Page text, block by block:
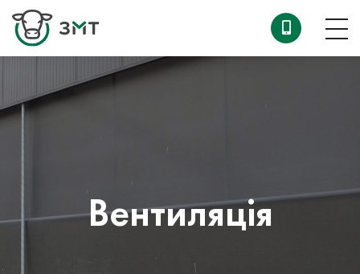
Вентиляція